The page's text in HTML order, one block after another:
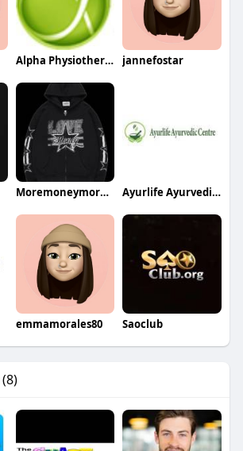
Alpha Physiotherapy Center jannefostar
Moremoneymore love Ayurlife Ayurvedic Centre
emmamorales80 Saoclub
(8)